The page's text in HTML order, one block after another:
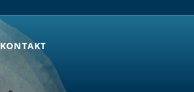
KONTAKT
KONTAKT